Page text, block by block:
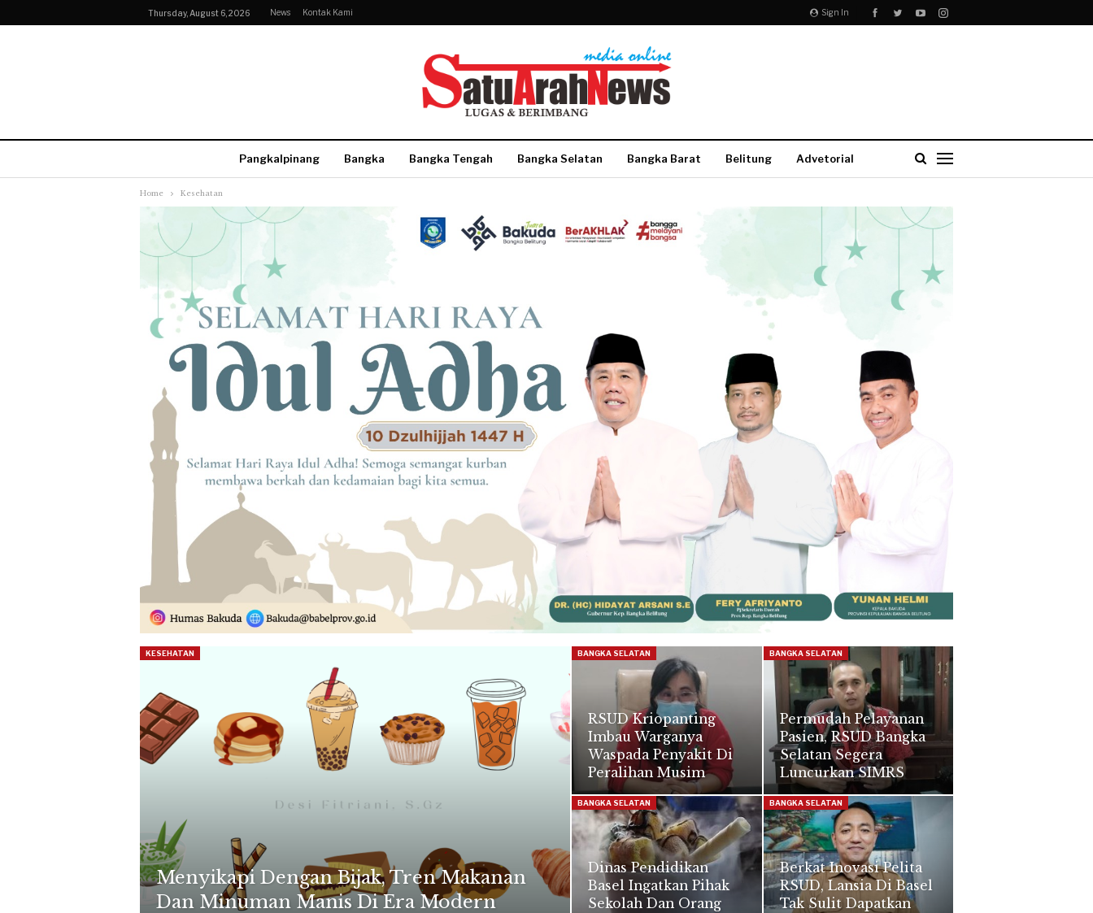
Sign In
Thursday, August 6, 2026 News Kontak Kami
Pangkalpinang Bangka Bangka Tengah Bangka Selatan Bangka Barat Belitung Advetorial
Home Kesehatan
KESEHATAN
Menyikapi Dengan Bijak, Tren Makanan
Dan Minuman Manis Di Era Modern
BANGKA SELATAN
RSUD Kriopanting
Imbau Warganya
Waspada Penyakit Di
Peralihan Musim
BANGKA SELATAN
Permudah Pelayanan
Pasien, RSUD Bangka
Selatan Segera
Luncurkan SIMRS
BANGKA SELATAN
Dinas Pendidikan
Basel Ingatkan Pihak
Sekolah Dan Orang
BANGKA SELATAN
Berkat Inovasi Pelita
RSUD, Lansia Di Basel
Tak Sulit Dapatkan